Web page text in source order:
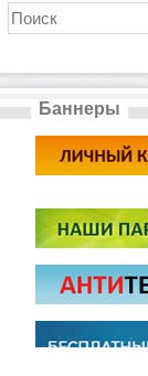
Баннеры